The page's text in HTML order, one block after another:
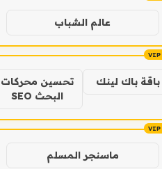
عالم الشباب
باقة باك لينك
تحسين محركات
البحث SEO
ماسنجر المسلم